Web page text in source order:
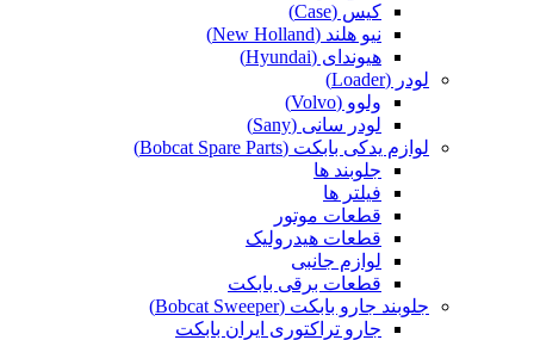
کیس (Case)
نیو هلند (New Holland)
هیوندای (Hyundai)
لودر (Loader)
ولوو (Volvo)
لودر سانی (Sany)
لوازم یدکی بابکت (Bobcat Spare Parts)
جلوبند ها
فیلتر ها
قطعات موتور
قطعات هیدرولیک
لوازم جانبی
قطعات برقی بابکت
جلوبند جارو بابکت (Bobcat Sweeper)
جارو تراکتوری ایران بابکت